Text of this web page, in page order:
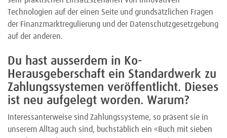
Technologien auf der einen Seite und grundsätzlichen Fragen
der Finanzmarktregulierung und der Datenschutzgesetzgebung
auf der anderen.
Du hast ausserdem in Ko-
Herausgeberschaft ein Standardwerk zu
Zahlungssystemen veröffentlicht. Dieses
ist neu aufgelegt worden. Warum?
Interessanterweise sind Zahlungssysteme, so präsent sie in
unserem Alltag auch sind, buchstäblich ein «Buch mit sieben